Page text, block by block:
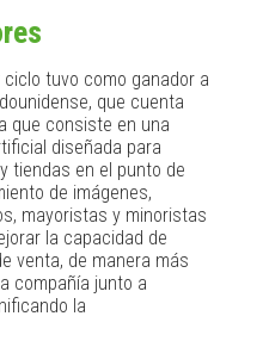
tuvo como ganador a
que cuenta
que consiste en una
diseñada para
tiendas en el punto de
de imágenes,
mayoristas y minoristas
la capacidad de
venta, de manera más
compañía junto a
la